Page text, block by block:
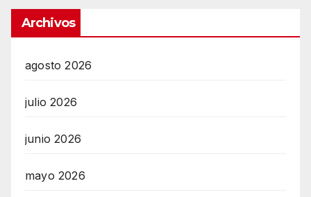
Archivos
agosto 2026
julio 2026
junio 2026
mayo 2026